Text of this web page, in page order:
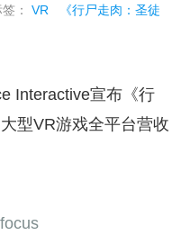
签：VR 《行尸走肉：圣徒
Interactive宣布《行
型VR游戏全平台营收